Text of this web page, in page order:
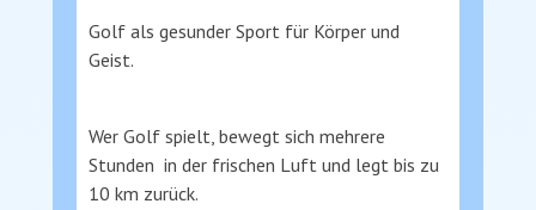
Golf als gesunder Sport für Körper und
Geist.
Wer Golf spielt, bewegt sich mehrere
Stunden in der frischen Luft und legt bis zu
10 km zurück.